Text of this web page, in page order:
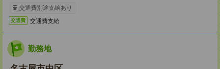
交通費別途支給あり
交通費 交通費支給
勤務地